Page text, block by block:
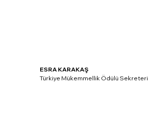
ESRA KARAKAŞ
Türkiye Mükemmellik Ödülü Sekreteri